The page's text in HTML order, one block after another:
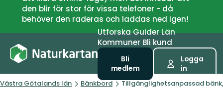
den blir för stor för vissa telefoner - då
behöver den raderas och laddas ned igen!
UtforskaGuiderLän
Kommuner Bli kund
Bli
medlem
Logga
in
Västra Götalands län Bänkbord Tillgänglighetsanpassad